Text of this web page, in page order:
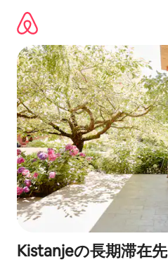
Kistanjeの長期滞在先